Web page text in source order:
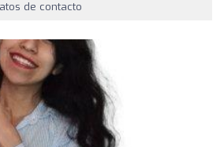
de contacto